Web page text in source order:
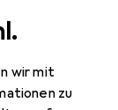
wir mit
zu
nach PF H1